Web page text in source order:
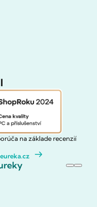
na základe recenzií